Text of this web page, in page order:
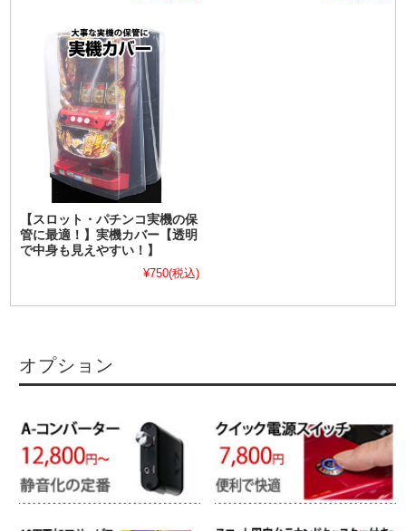
【スロット・パチンコ実機の保
管に最適！】実機カバー【透明
で中身も見えやすい！】
¥750(税込)
オプション